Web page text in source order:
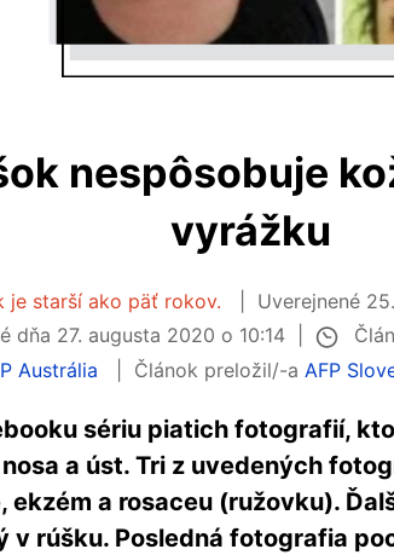
nespôsobuje
vyrážku
je starší ako päť rokov. Uverejnené
dňa 27. augusta 2020 o 10:14
Austrália Článok preložil/-a AFP
sériu piatich fotografií,
a úst. Tri z uvedených
ekzém a rosaceu (ružovku).
v rúšku. Posledná fotografia